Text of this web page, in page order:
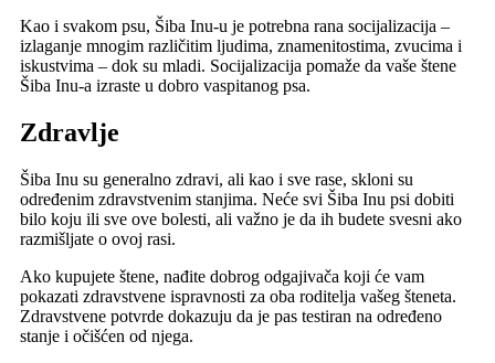
Kao i svakom psu, Šiba Inu-u je potrebna rana socijalizacija –
izlaganje mnogim različitim ljudima, znamenitostima, zvucima i
iskustvima – dok su mladi. Socijalizacija pomaže da vaše štene
Šiba Inu-a izraste u dobro vaspitanog psa.
Zdravlje
Šiba Inu su generalno zdravi, ali kao i sve rase, skloni su
određenim zdravstvenim stanjima. Neće svi Šiba Inu psi dobiti
bilo koju ili sve ove bolesti, ali važno je da ih budete svesni ako
razmišljate o ovoj rasi.
Ako kupujete štene, nađite dobrog odgajivača koji će vam
pokazati zdravstvene ispravnosti za oba roditelja vašeg šteneta.
Zdravstvene potvrde dokazuju da je pas testiran na određeno
stanje i očišćen od njega.